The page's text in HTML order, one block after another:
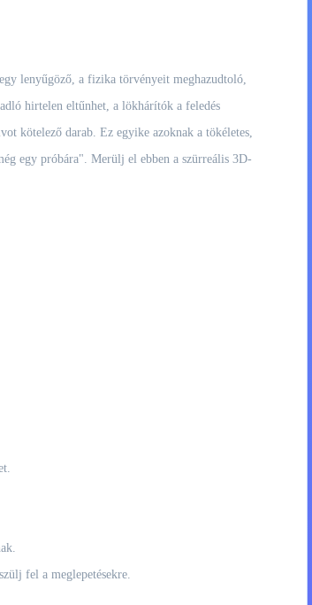
lenyűgöző, a fizika törvényeit meghazudtoló,
hirtelen eltűnhet, a lökhárítók a feledés
kötelező darab. Ez egyike azoknak a tökéletes,
egy próbára". Merülj el ebben a szürreális 3D-
fel a meglepetésekre.